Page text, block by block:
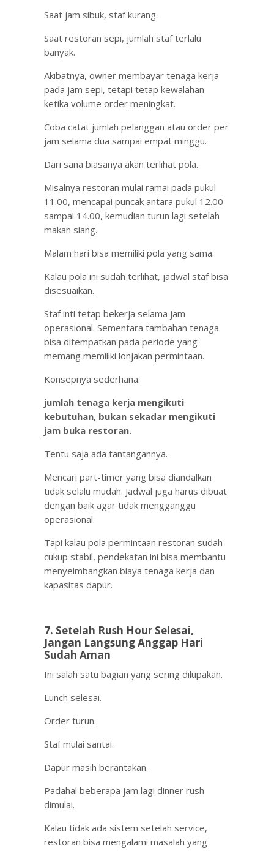
Saat jam sibuk, staf kurang.
Saat restoran sepi, jumlah staf terlalu
banyak.
Akibatnya, owner membayar tenaga kerja
pada jam sepi, tetapi tetap kewalahan
ketika volume order meningkat.
Coba catat jumlah pelanggan atau order per
jam selama dua sampai empat minggu.
Dari sana biasanya akan terlihat pola.
Misalnya restoran mulai ramai pada pukul
11.00, mencapai puncak antara pukul 12.00
sampai 14.00, kemudian turun lagi setelah
makan siang.
Malam hari bisa memiliki pola yang sama.
Kalau pola ini sudah terlihat, jadwal staf bisa
disesuaikan.
Staf inti tetap bekerja selama jam
operasional. Sementara tambahan tenaga
bisa ditempatkan pada periode yang
memang memiliki lonjakan permintaan.
Konsepnya sederhana:
jumlah tenaga kerja mengikuti
kebutuhan, bukan sekadar mengikuti
jam buka restoran.
Tentu saja ada tantangannya.
Mencari part-timer yang bisa diandalkan
tidak selalu mudah. Jadwal juga harus dibuat
dengan baik agar tidak mengganggu
operasional.
Tapi kalau pola permintaan restoran sudah
cukup stabil, pendekatan ini bisa membantu
menyeimbangkan biaya tenaga kerja dan
kapasitas dapur.
7. Setelah Rush Hour Selesai,
Jangan Langsung Anggap Hari
Sudah Aman
Ini salah satu bagian yang sering dilupakan.
Lunch selesai.
Order turun.
Staf mulai santai.
Dapur masih berantakan.
Padahal beberapa jam lagi dinner rush
dimulai.
Kalau tidak ada sistem setelah service,
restoran bisa mengalami masalah yang